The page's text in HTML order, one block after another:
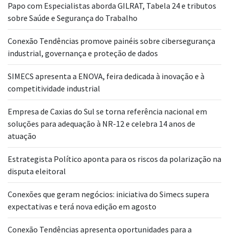
Papo com Especialistas aborda GILRAT, Tabela 24 e tributos
sobre Saúde e Segurança do Trabalho
Conexão Tendências promove painéis sobre cibersegurança
industrial, governança e proteção de dados
SIMECS apresenta a ENOVA, feira dedicada à inovação e à
competitividade industrial
Empresa de Caxias do Sul se torna referência nacional em
soluções para adequação à NR-12 e celebra 14 anos de
atuação
Estrategista Político aponta para os riscos da polarização na
disputa eleitoral
Conexões que geram negócios: iniciativa do Simecs supera
expectativas e terá nova edição em agosto
Conexão Tendências apresenta oportunidades para a